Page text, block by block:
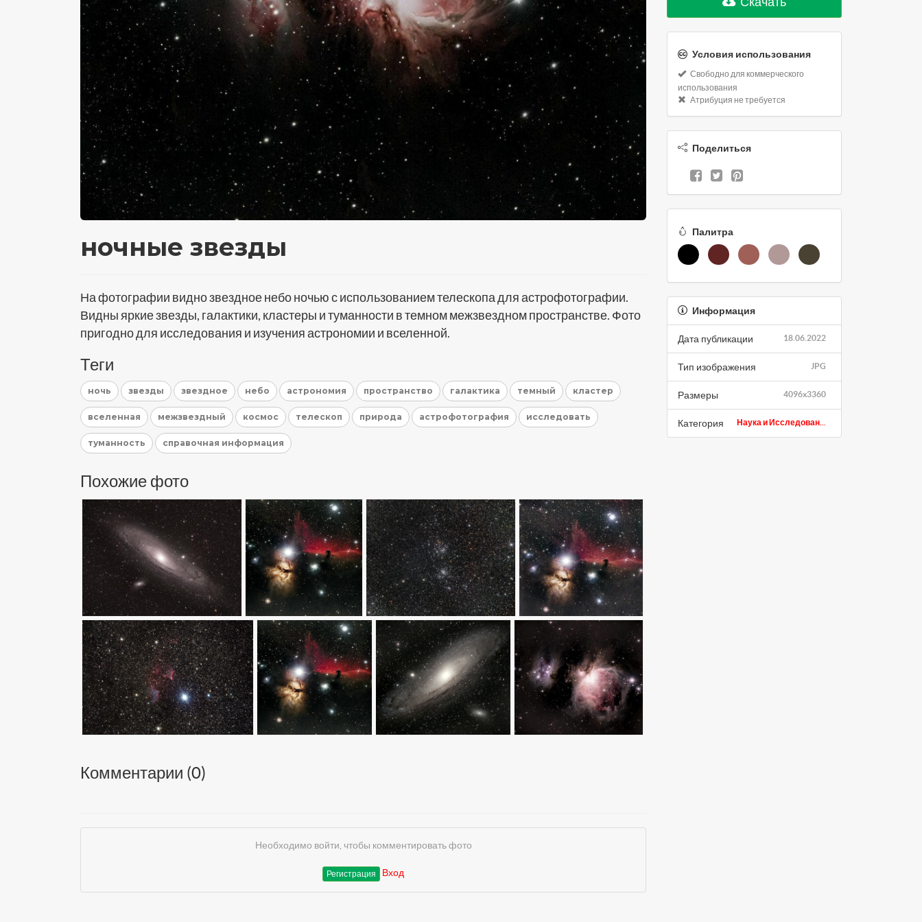
ночные звезды
На фотографии видно звездное небо ночью с использованием телескопа для астрофотографии.
Видны яркие звезды, галактики, кластеры и туманности в темном межзвездном пространстве. Фото
пригодно для исследования и изучения астрономии и вселенной.
Теги
ночь звезды звездное небо астрономия пространство галактика темный кластер
вселенная межзвездный космос телескоп природа астрофотография исследовать
туманность справочная информация
Похожие фото
Комментарии (0)
Необходимо войти, чтобы комментировать фото
Регистрация Вход
Условия использования
Свободно для коммерческого
использования
Атрибуция не требуется
Поделиться
Палитра
Информация
18.06.2022
Дата публикации
JPG
Тип изображения
4096x3360
Размеры
Наука и Исследован...
Категория